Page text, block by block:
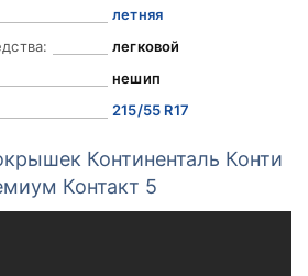
летняя
легковой
нешип
215/55 R17
Континенталь Конти
Контакт 5